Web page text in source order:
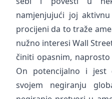
namjenjujući joj
procijeni da to traže
nužno interesi Wall
činiti opasnim,
On potencijalno i jest
svojem negiranju